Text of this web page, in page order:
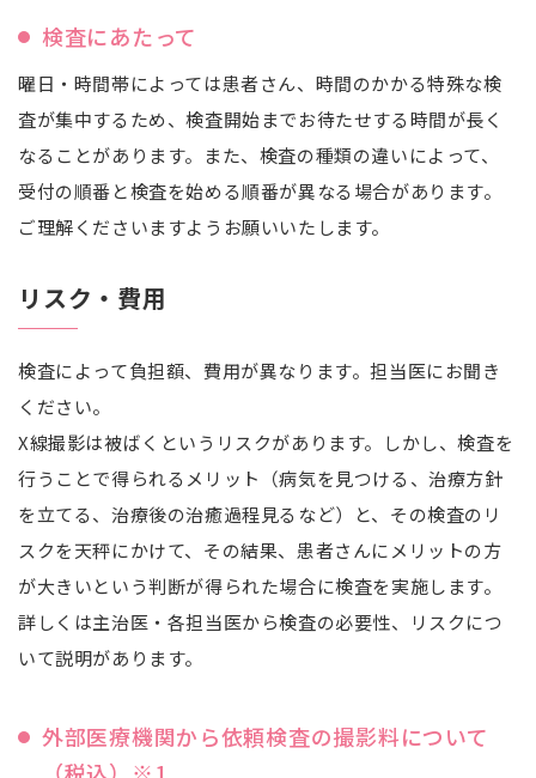
検査にあたって
曜日・時間帯によっては患者さん、時間のかかる特殊な検
査が集中するため、検査開始までお待たせする時間が長く
なることがあります。また、検査の種類の違いによって、
受付の順番と検査を始める順番が異なる場合があります。
ご理解くださいますようお願いいたします。
リスク・費用
検査によって負担額、費用が異なります。担当医にお聞き
ください。
X線撮影は被ばくというリスクがあります。しかし、検査を
行うことで得られるメリット（病気を見つける、治療方針
を立てる、治療後の治癒過程見るなど）と、その検査のリ
スクを天秤にかけて、その結果、患者さんにメリットの方
が大きいという判断が得られた場合に検査を実施します。
詳しくは主治医・各担当医から検査の必要性、リスクにつ
いて説明があります。
外部医療機関から依頼検査の撮影料について